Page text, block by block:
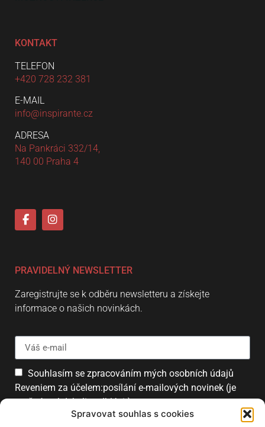
Spravovat souhlas s cookies
KONTAKT
TELEFON
+420 728 232 381
E-MAIL
info@inspirante.cz
ADRESA
Na Pankráci 332/14,
140 00 Praha 4
PRAVIDELNÝ NEWSLETTER
Zaregistrujte se k odběru newsletteru a získejte
informace o našich novinkách.
Souhlasím se zpracováním mých osobních údajů
Reveniem za účelem:posílání e-mailových novinek (je
možné se kdykoliv odhlásit).